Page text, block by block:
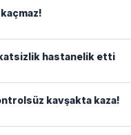
hastanelik etti
kavşakta kaza!